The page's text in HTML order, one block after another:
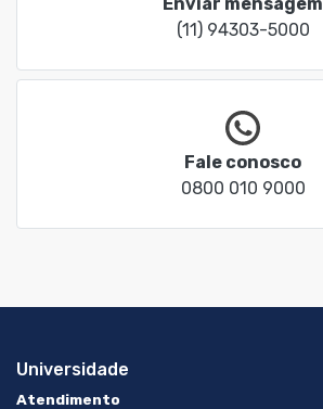
(11) 94303-5000
Fale conosco
0800 010 9000
Universidade
Atendimento